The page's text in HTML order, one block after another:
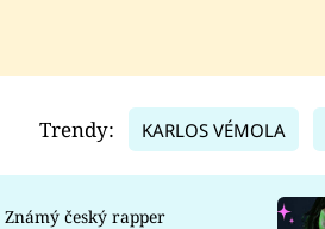
TADEÁŠ KUBĚNKA
DATEL
Trendy: KARLOS VÉMOLA
Známý český rapper